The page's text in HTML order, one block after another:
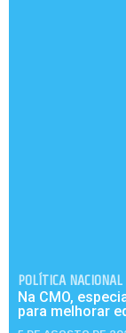
POLÍTICA NACIONAL
Na CMO,
para melhorar